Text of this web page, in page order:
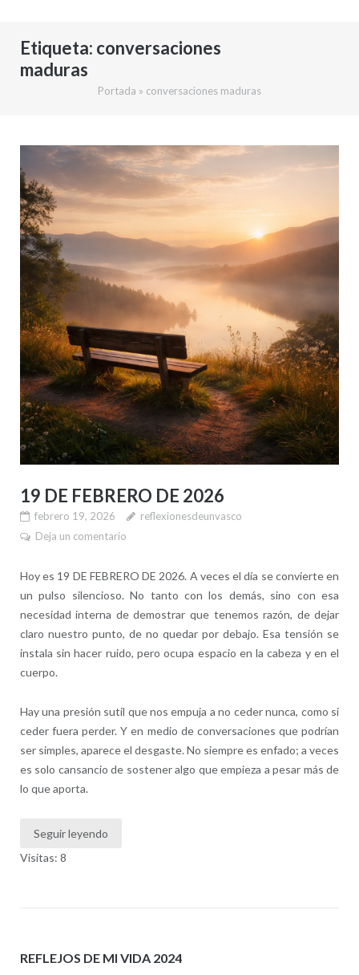
Etiqueta: conversaciones
maduras
Portada » conversaciones maduras
19 DE FEBRERO DE 2026
febrero 19, 2026
reflexionesdeunvasco
Deja un comentario
Hoy es 19 DE FEBRERO DE 2026. A veces el día se convierte en
un pulso silencioso. No tanto con los demás, sino con esa
necesidad interna de demostrar que tenemos razón, de dejar
claro nuestro punto, de no quedar por debajo. Esa tensión se
instala sin hacer ruido, pero ocupa espacio en la cabeza y en el
cuerpo.
Hay una presión sutil que nos empuja a no ceder nunca, como si
ceder fuera perder. Y en medio de conversaciones que podrían
ser simples, aparece el desgaste. No siempre es enfado; a veces
es solo cansancio de sostener algo que empieza a pesar más de
lo que aporta.
Seguir leyendo
Visitas: 8
REFLEJOS DE MI VIDA 2024